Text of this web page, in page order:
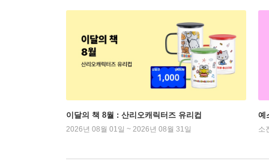
이달의 책 8월 : 산리오캐릭터즈 유리컵
2026년 08월 01일 ~ 2026년 08월 31일
예
소